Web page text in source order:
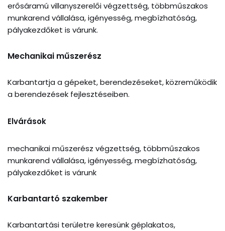
erősáramú villanyszerelői végzettség, többműszakos
munkarend vállalása, igényesség, megbízhatóság,
pályakezdőket is várunk.
Mechanikai műszerész
Karbantartja a gépeket, berendezéseket, közreműködik
a berendezések fejlesztéseiben.
Elvárások
mechanikai műszerész végzettség, többműszakos
munkarend vállalása, igényesség, megbízhatóság,
pályakezdőket is várunk
Karbantartó szakember
Karbantartási területre keresünk géplakatos,